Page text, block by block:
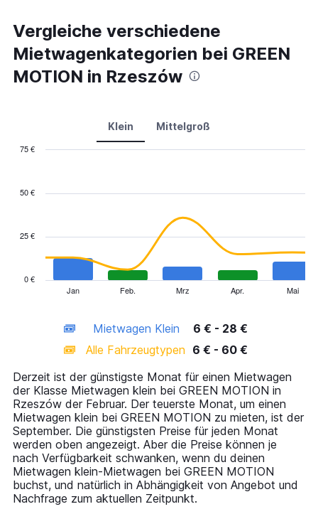
Vergleiche verschiedene
Mietwagenkategorien bei GREEN
MOTION in Rzeszów
Klein Mittelgroß
has
categories.
14
categories.
The
chart
has
1
Y
axis
displaying
values.
Range:
Jan Feb. Mrz Apr. Mai
0 €
25 €
50 €
75 €
Mietwagen Klein
6 € - 28 €
Alle Fahrzeugtypen 6 € - 60 €
Derzeit ist der günstigste Monat für einen Mietwagen
der Klasse Mietwagen klein bei GREEN MOTION in
Rzeszów der Februar. Der teuerste Monat, um einen
Mietwagen klein bei GREEN MOTION zu mieten, ist der
September. Die günstigsten Preise für jeden Monat
werden oben angezeigt. Aber die Preise können je
nach Verfügbarkeit schwanken, wenn du deinen
Mietwagen klein-Mietwagen bei GREEN MOTION
buchst, und natürlich in Abhängigkeit von Angebot und
Nachfrage zum aktuellen Zeitpunkt.